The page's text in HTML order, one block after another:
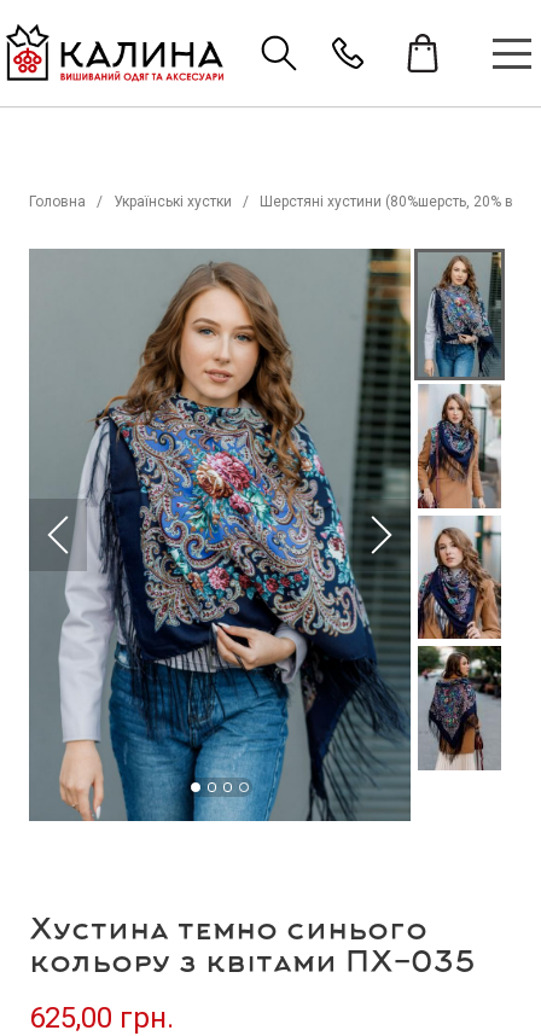
Головна Українські хустки Шерстяні хустини (80%шерсть, 20%
Хустина темно синього
кольору з квітами ПХ-035
625,00 грн.